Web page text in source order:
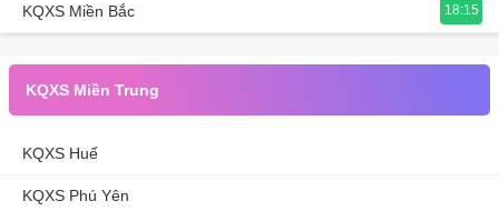
KQXS Miền Bắc 18:15
KQXS Miền Trung
KQXS Huế
KQXS Phú Yên